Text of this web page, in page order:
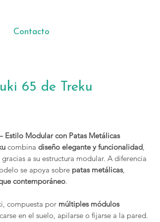
Contacto
65 de Treku
Estilo Modular con Patas Metálicas
combinadiseño elegante y funcionalidad,
a su estructura modular. A diferencia
se apoya sobre patas metálicas,
contemporáneo.
compuesta por múltiples módulos
en el suelo, apilarse o fijarse a la pared.